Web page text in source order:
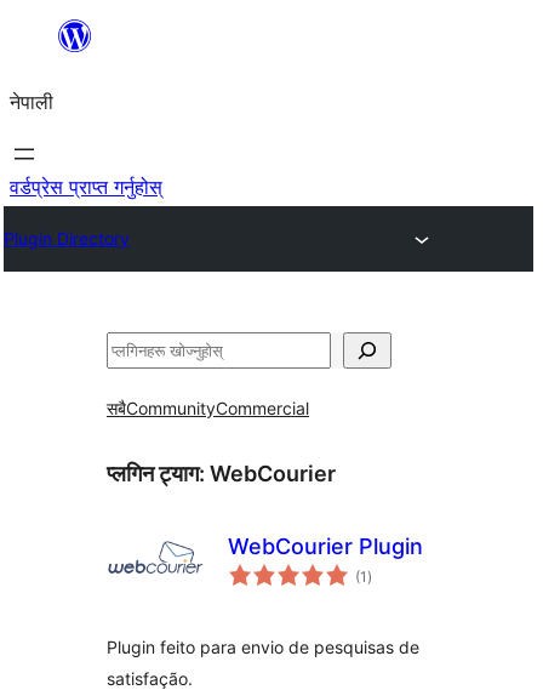
सामग्रीमा
नेपाली
वर्डप्रेस प्राप्त गर्नुहोस्
Plugin Directory
खोज्नुहोस्
सबैCommunityCommercial
प्लगिन ट्याग: WebCourier
WebCourier Plugin
(1 कुल
रेटिङ्गहरू
)
Plugin feito para envio de pesquisas de
satisfação.